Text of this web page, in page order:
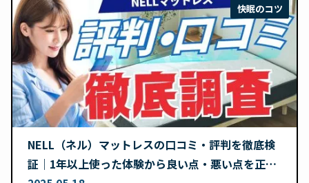
快眠のコツ
NELL（ネル）マットレスの口コミ・評判を徹底検
証｜1年以上使った体験から良い点・悪い点を正直